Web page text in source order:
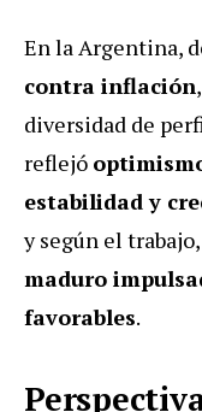
En la Argentina,
contra inflación
diversidad de
reflejó
estabilidad y
y según el
maduro
favorables.